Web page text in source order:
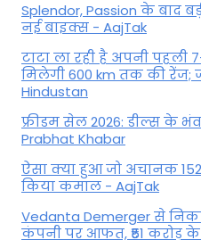
Splendor, Passion के बाद
नई बाइक्स - AajTak
टाटा ला रही है अपनी पहली
मिलेगी 600 km तक की रेंज;
Hindustan
फ्रीडम सेल 2026: डील्स के
Prabhat Khabar
ऐसा क्या हुआ जो अचानक
किया कमाल - AajTak
Vedanta Demerger से
कंपनी पर आफत, ₹51 करोड़ के